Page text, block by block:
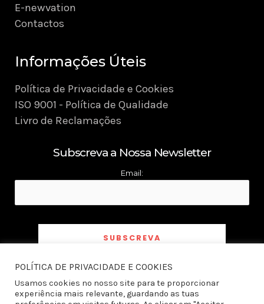
E-newvation
Contactos
Informações Úteis
Política de Privacidade e Cookies
ISO 9001 - Política de Qualidade
Livro de Reclamações
Subscreva a Nossa Newsletter
Email:
Ao subscrever a newsletter declaro ter tomado conhecimento e aceito a
de Privacidade
POLÍTICA DE PRIVACIDADE E COOKIES
Usamos cookies no nosso site para te proporcionar
experiência mais relevante, guardando as tuas